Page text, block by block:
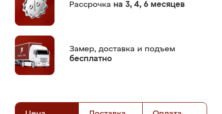
Рассрочка на 3, 4, 6 месяцев
Замер, доставка и подъем
бесплатно